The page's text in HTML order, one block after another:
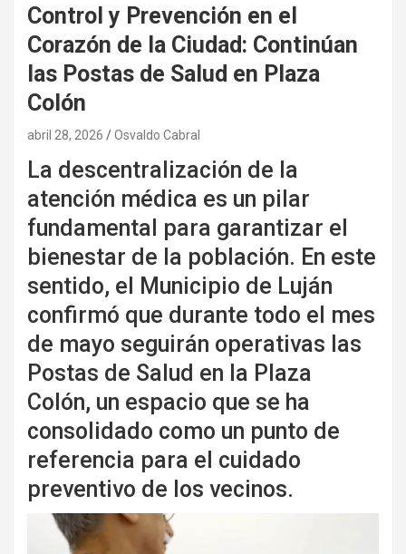
Control y Prevención en el
Corazón de la Ciudad: Continúan
las Postas de Salud en Plaza
Colón
abril 28, 2026 Osvaldo Cabral
La descentralización de la
atención médica es un pilar
fundamental para garantizar el
bienestar de la población. En este
sentido, el Municipio de Luján
confirmó que durante todo el mes
de mayo seguirán operativas las
Postas de Salud en la Plaza
Colón, un espacio que se ha
consolidado como un punto de
referencia para el cuidado
preventivo de los vecinos.